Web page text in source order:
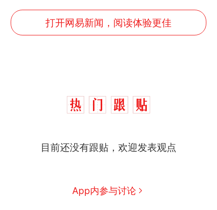
打开网易新闻，阅读体验更佳
目前还没有跟贴，欢迎发表观点
App内参与讨论
因老师一句“跟我回家”改写了
协会回应
美国渔民钓获鲨鱼徒手将其拽
回大海 目击者直呼震惊 （视频